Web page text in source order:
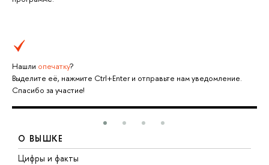
Нашли опечатку?
Выделите её, нажмите Ctrl+Enter и отправьте нам уведомление.
Спасибо за участие!
О ВЫШКЕ
Цифры и факты